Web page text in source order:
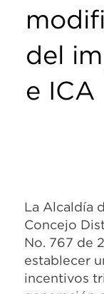
del
e ICA
La Alcaldía
Concejo
No. 767 de
establecer
incentivos